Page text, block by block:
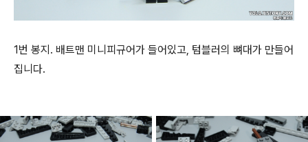
1번 봉지. 배트맨 미니피규어가 들어있고, 텀블러의 뼈대가 만들어
집니다.